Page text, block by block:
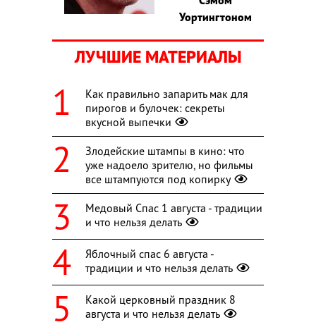
Уортингтоном
ЛУЧШИЕ МАТЕРИАЛЫ
Как правильно запарить мак для
пирогов и булочек: секреты
вкусной выпечки
Злодейские штампы в кино: что
уже надоело зрителю, но фильмы
все штампуются под копирку
Медовый Спас 1 августа - традиции
и что нельзя делать
Яблочный спас 6 августа -
традиции и что нельзя делать
Какой церковный праздник 8
августа и что нельзя делать